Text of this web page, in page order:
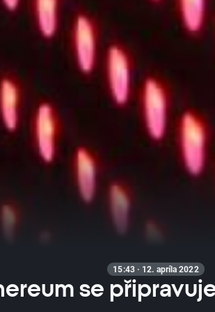
15:43 · 12. apríla 2022
se